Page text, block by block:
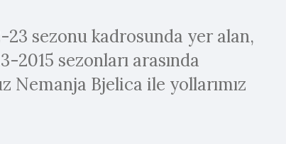
23 sezonu kadrosunda yer alan,
2015 sezonları arasında
Nemanja Bjelica ile yollarımız